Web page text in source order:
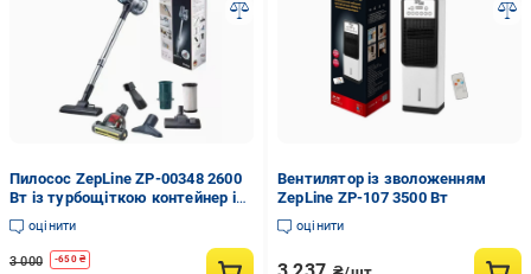
Пилосос ZepLine ZP-00348 2600
Вт із турбощіткою контейнер із
насадками та щітками 1 л (ZP-
00348)
оцінити
3 000 -650₴
Вентилятор із зволоженням
ZepLine ZP-107 3500 Вт
оцінити